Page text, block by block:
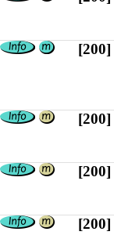
[200]
[200]
[200]
[200]